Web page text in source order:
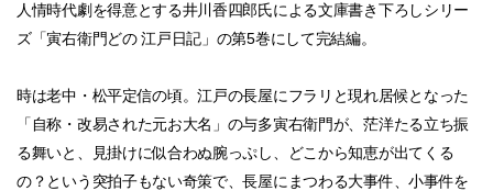
人情時代劇を得意とする井川香四郎氏による文庫書き下ろしシリー
ズ「寅右衛門どの 江戸日記」の第5巻にして完結編。
時は老中・松平定信の頃。江戸の長屋にフラリと現れ居候となった
「自称・改易された元お大名」の与多寅右衛門が、茫洋たる立ち振
る舞いと、見掛けに似合わぬ腕っぷし、どこから知恵が出てくる
の？という突拍子もない奇策で、長屋にまつわる大事件、小事件を